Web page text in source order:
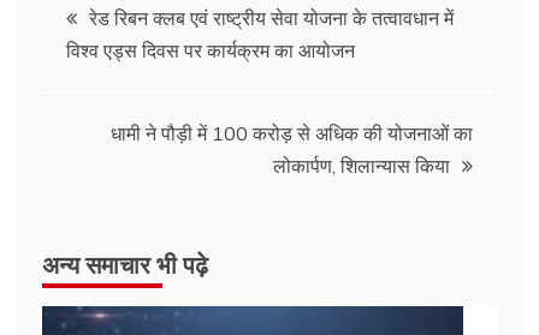
रेड रिबन क्लब एवं राष्ट्रीय सेवा योजना के तत्वावधान में
विश्व एड्स दिवस पर कार्यक्रम का आयोजन
धामी ने पौड़ी में 100 करोड़ से अधिक की योजनाओं का
लोकार्पण, शिलान्यास किया
अन्य समाचार भी पढ़े